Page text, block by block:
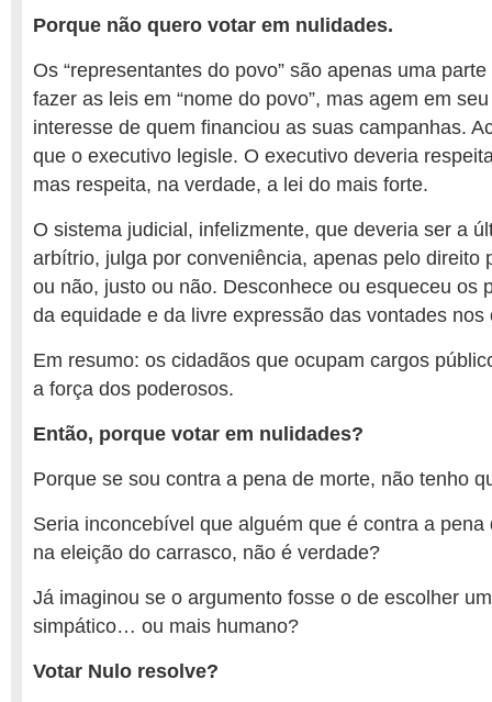
Porque não quero votar em nulidades.
Os “representantes do povo” são apenas uma
fazer as leis em “nome do povo”, mas agem em
interesse de quem financiou as suas campanhas.
que o executivo legisle. O executivo deveria
mas respeita, na verdade, a lei do mais forte.
O sistema judicial, infelizmente, que deveria ser a
arbítrio, julga por conveniência, apenas pelo direito
ou não, justo ou não. Desconhece ou esqueceu os
da equidade e da livre expressão das vontades nos
Em resumo: os cidadãos que ocupam cargos
a força dos poderosos.
Então, porque votar em nulidades?
Porque se sou contra a pena de morte, não tenho
Seria inconcebível que alguém que é contra a
na eleição do carrasco, não é verdade?
Já imaginou se o argumento fosse o de escolher
simpático… ou mais humano?
Votar Nulo resolve?